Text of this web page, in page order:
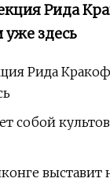
Рида
здесь
Рида
собой